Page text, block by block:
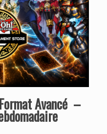
Avancé –